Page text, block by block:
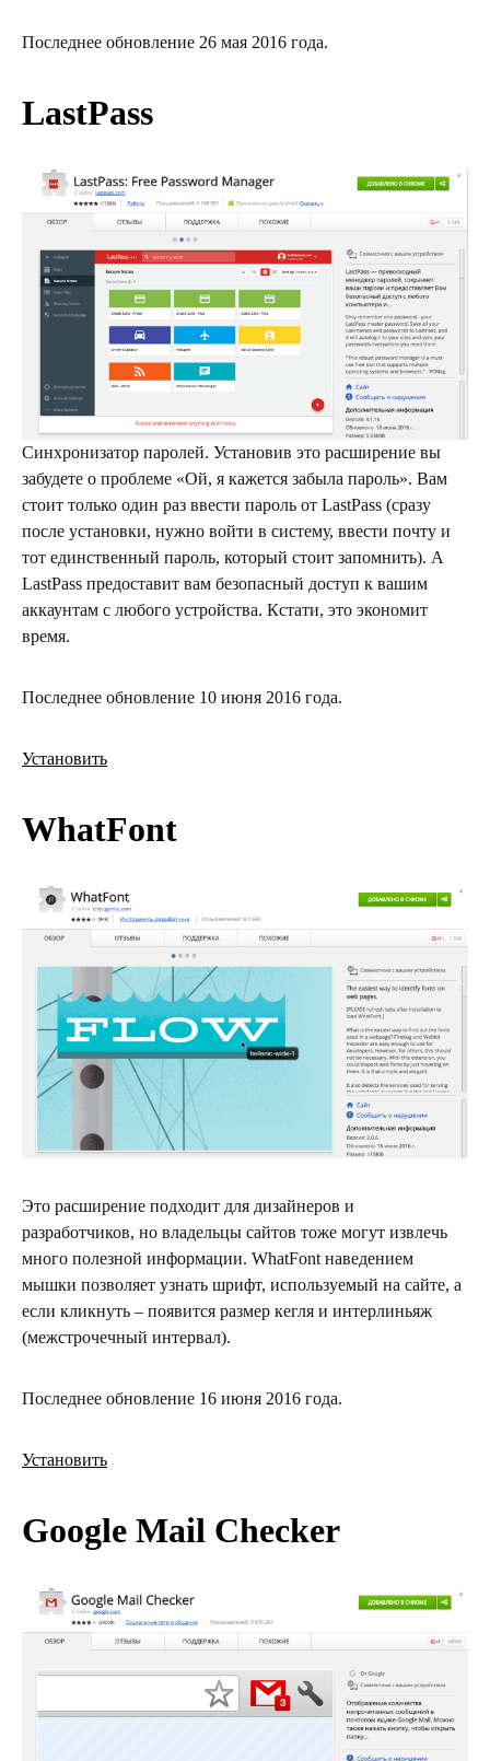
Последнее обновление 26 мая 2016 года.
LastPass
Синхронизатор паролей. Установив это расширение вы
забудете о проблеме «Ой, я кажется забыла пароль». Вам
стоит только один раз ввести пароль от LastPass (сразу
после установки, нужно войти в систему, ввести почту и
тот единственный пароль, который стоит запомнить). А
LastPass предоставит вам безопасный доступ к вашим
аккаунтам с любого устройства. Кстати, это экономит
время.
Последнее обновление 10 июня 2016 года.
Установить
WhatFont
Это расширение подходит для дизайнеров и
разработчиков, но владельцы сайтов тоже могут извлечь
много полезной информации. WhatFont наведением
мышки позволяет узнать шрифт, используемый на сайте, а
если кликнуть – появится размер кегля и интерлиньяж
(межстрочечный интервал).
Последнее обновление 16 июня 2016 года.
Установить
Google Mail Checker